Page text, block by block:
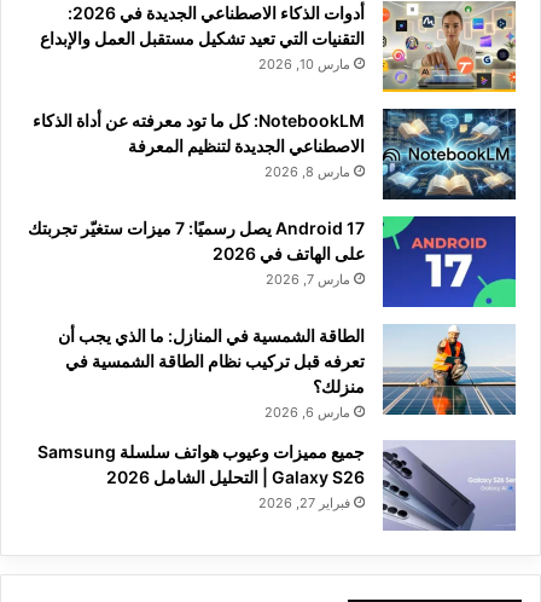
أدوات الذكاء الاصطناعي الجديدة في 2026:
التقنيات التي تعيد تشكيل مستقبل العمل والإبداع
مارس 10, 2026
NotebookLM: كل ما تود معرفته عن أداة الذكاء
الاصطناعي الجديدة لتنظيم المعرفة
مارس 8, 2026
Android 17 يصل رسميًا: 7 ميزات ستغيّر تجربتك
على الهاتف في 2026
مارس 7, 2026
الطاقة الشمسية في المنازل: ما الذي يجب أن
تعرفه قبل تركيب نظام الطاقة الشمسية في
منزلك؟
مارس 6, 2026
جميع مميزات وعيوب هواتف سلسلة Samsung
Galaxy S26 | التحليل الشامل 2026
فبراير 27, 2026